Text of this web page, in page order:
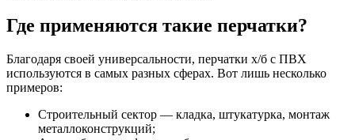
Где применяются такие перчатки?
Благодаря своей универсальности, перчатки х/б с ПВХ
используются в самых разных сферах. Вот лишь несколько
примеров:
Строительный сектор — кладка, штукатурка, монтаж
металлоконструкций;